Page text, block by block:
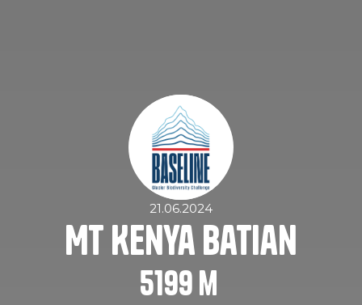
21.06.2024
Mt Kenya Batian
5199m